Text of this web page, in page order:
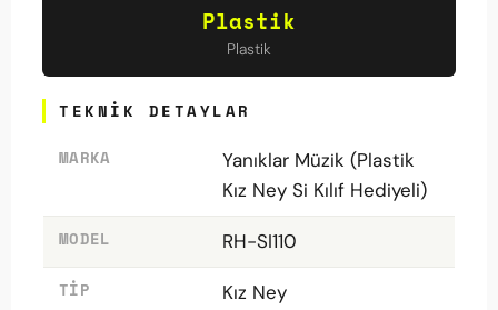
Plastik
Plastik
TEKNIK DETAYLAR
MARKA
Yanıklar Müzik (Plastik
Kız Ney Si Kılıf Hediyeli)
MODEL RH-SI110
TIP Kız Ney